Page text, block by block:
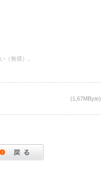
（無償）。
(1,67MByte)